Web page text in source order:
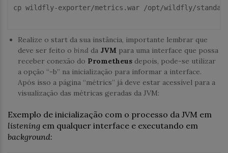
cp wildfly-exporter/metrics.war /opt/wildfly/
Realize o start da sua instância, importante lembrar que
deve ser feito o bind da JVM para uma interface que possa
receber conexão do Prometheus depois, pode-se utilizar
a opção “-b” na inicialização para informar a interface.
Após isso a página “métrics” já deve estar acessível para a
visualização das métricas geradas da JVM:
Exemplo de inicialização com o processo da JVM em
listening em qualquer interface e executando em
background: